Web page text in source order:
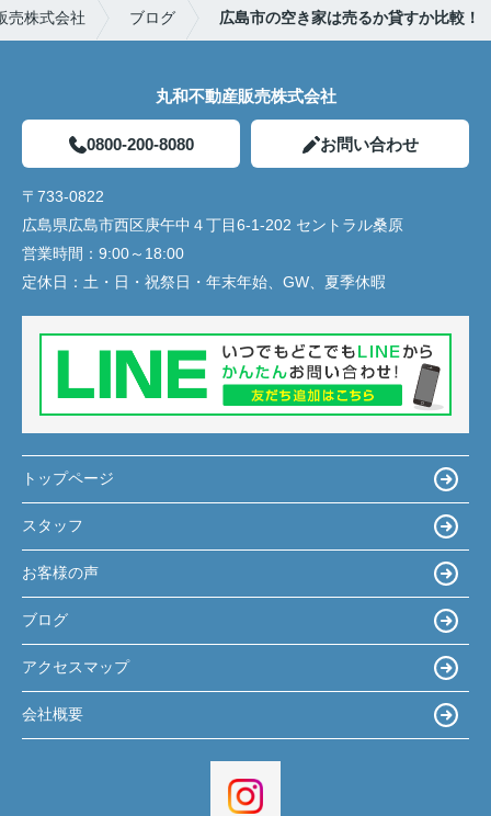
売株式会社 ブログ 広島市の空き家は売るか貸すか比較！
丸和不動産販売株式会社
0800-200-8080 お問い合わせ
〒733-0822
広島県広島市西区庚午中４丁目6-1-202 セントラル桑原
営業時間： 9:00～18:00
定休日： 土・日・祝祭日・年末年始、GW、夏季休暇
トップページ
スタッフ
お客様の声
ブログ
アクセスマップ
会社概要